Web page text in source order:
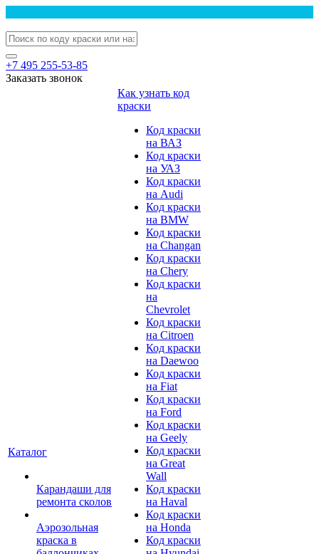
+7 495 255-53-85
Заказать звонок
Каталог
Карандаши для
ремонта сколов
Аэрозольная
краска в
Как узнать код
краски
Код краски
на ВАЗ
Код краски
на УАЗ
Код краски
на Audi
Код краски
на BMW
Код краски
на Changan
Код краски
на Chery
Код краски
на
Chevrolet
Код краски
на Citroen
Код краски
на Daewoo
Код краски
на Fiat
Код краски
на Ford
Код краски
на Geely
Код краски
на Great
Wall
Код краски
на Haval
Код краски
на Honda
Код краски